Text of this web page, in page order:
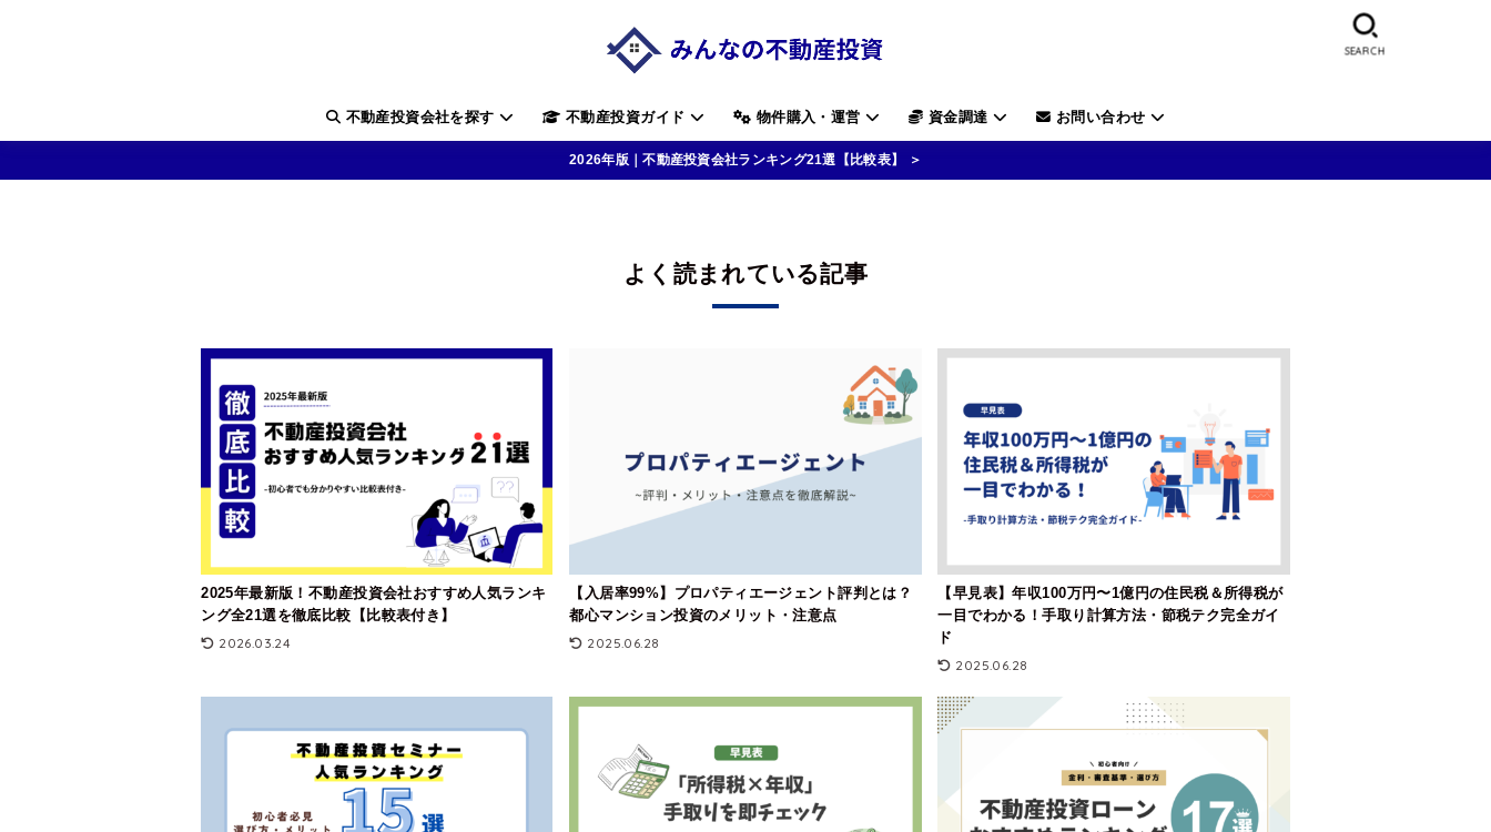
不動産投資会社を探す 不動産投資ガイド 物件購入・運営 資金調達 お問い合わせ
SEARCH
2026年版｜不動産投資会社ランキング21選【比較表】 ＞
よく読まれている記事
2025年最新版！不動産投資会社おすすめ人気ランキ
ング全21選を徹底比較【比較表付き】
2026.03.24
【入居率99%】プロパティエージェント評判とは？
都心マンション投資のメリット・注意点
2025.06.28
【早見表】年収100万円〜1億円の住民税＆所得税が
一目でわかる！手取り計算方法・節税テク完全ガイ
ド
2025.06.28